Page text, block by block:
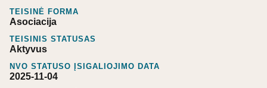
TEISINĖ FORMA
Asociacija
TEISINIS STATUSAS
Aktyvus
NVO STATUSO ĮSIGALIOJIMO DATA
2025-11-04